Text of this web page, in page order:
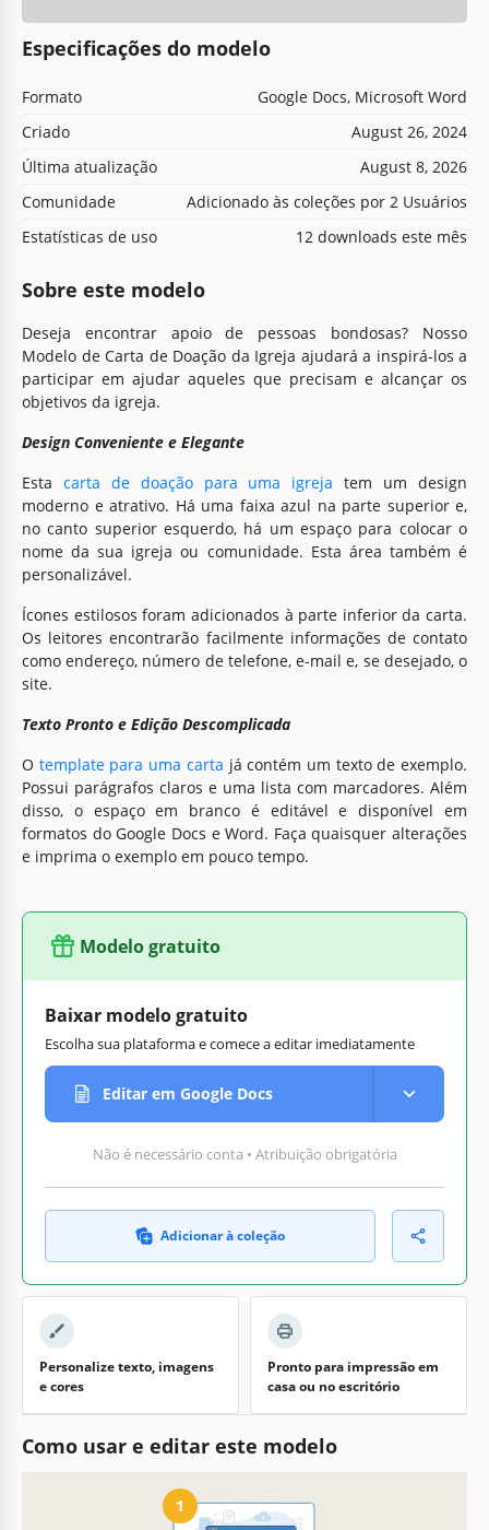
Especificações do modelo
Formato
Google Docs, Microsoft Word
Criado
August 26, 2024
Última atualização
August 8, 2026
Comunidade
Adicionado às coleções por 2 Usuários
Estatísticas de uso
12 downloads este mês
Sobre este modelo
Deseja encontrar apoio de pessoas bondosas? Nosso
Modelo de Carta de Doação da Igreja ajudará a inspirá-los a
participar em ajudar aqueles que precisam e alcançar os
objetivos da igreja.
Design Conveniente e Elegante
Esta carta de doação para uma igreja tem um design
moderno e atrativo. Há uma faixa azul na parte superior e,
no canto superior esquerdo, há um espaço para colocar o
nome da sua igreja ou comunidade. Esta área também é
personalizável.
Ícones estilosos foram adicionados à parte inferior da carta.
Os leitores encontrarão facilmente informações de contato
como endereço, número de telefone, e-mail e, se desejado, o
site.
Texto Pronto e Edição Descomplicada
O template para uma carta já contém um texto de exemplo.
Possui parágrafos claros e uma lista com marcadores. Além
disso, o espaço em branco é editável e disponível em
formatos do Google Docs e Word. Faça quaisquer alterações
e imprima o exemplo em pouco tempo.
Modelo gratuito
Baixar modelo gratuito
Escolha sua plataforma e comece a editar imediatamente
Editar em Google Docs
Não é necessário conta • Atribuição obrigatória
Adicionar à coleção
Personalize texto, imagens
e cores
Pronto para impressão em
casa ou no escritório
Como usar e editar este modelo
1